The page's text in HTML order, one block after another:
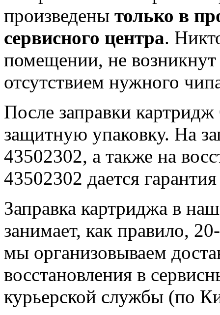
произведены только в
сервисного центра.
помещении, не
отсутствием нужного
После заправки
защитную упаковку. На
43502302, а также на
43502302 дается
Заправка картриджа в
занимает, как правило,
мы организовываем
восстановления в
курьерской службы (по